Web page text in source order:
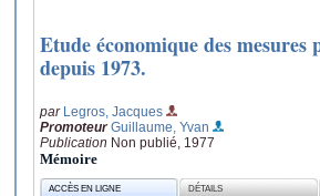
Etude économique des
depuis 1973.
par Legros, Jacques
Promoteur Guillaume, Yvan
Publication Non publié, 1977
Mémoire
ACCÈS EN LIGNE DÉTAILS